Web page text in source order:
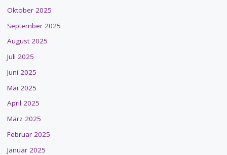
Oktober 2025
September 2025
August 2025
Juli 2025
Juni 2025
Mai 2025
April 2025
März 2025
Februar 2025
Januar 2025